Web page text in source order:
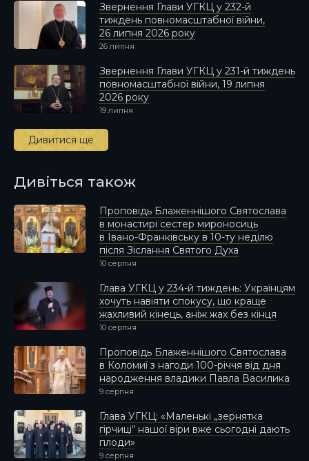
Звернення Глави УГКЦ у 232-й
тиждень повномасштабної війни,
26 липня 2026 року
26 липня
Звернення Глави УГКЦ у 231-й тиждень
повномасштабної війни, 19 липня
2026 року
19 липня
Дивитися ще
Дивіться також
Проповідь Блаженнішого Святослава
в монастирі сестер мироносиць
в Івано-Франківську в 10-ту неділю
після Зіслання Святого Духа
10 серпня
Глава УГКЦ у 234-й тиждень: Українцям
хочуть навіяти спокусу, що краще
жахливий кінець, аніж жах без кінця
10 серпня
Проповідь Блаженнішого Святослава
в Коломиї з нагоди 100-річчя від дня
народження владики Павла Василика
9 серпня
Глава УГКЦ: «Маленькі „зернятка
гірчиці“ нашої віри вже сьогодні дають
плоди»
9 серпня